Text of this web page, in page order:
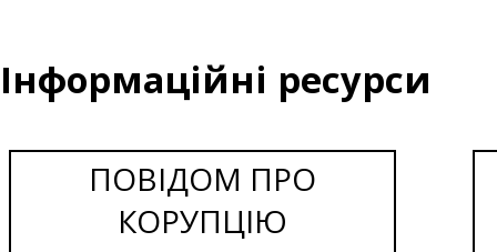
Інформаційні ресурси
ПОВІДОМ ПРО
КОРУПЦІЮ